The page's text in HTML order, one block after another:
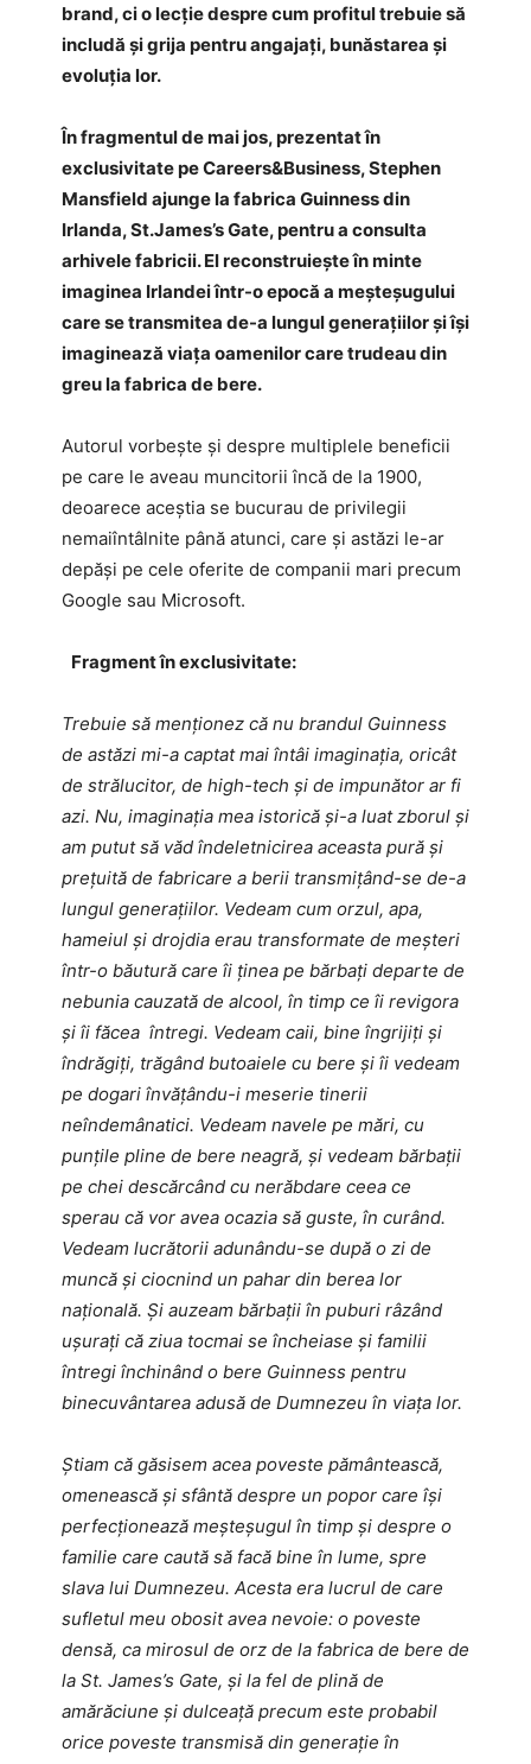
brand, ci o lecție despre cum profitul trebuie să
includă și grija pentru angajați, bunăstarea și
evoluția lor.
În fragmentul de mai jos, prezentat în
exclusivitate pe Careers&Business, Stephen
Mansfield ajunge la fabrica Guinness din
Irlanda, St.James’s Gate, pentru a consulta
arhivele fabricii. El reconstruiește în minte
imaginea Irlandei într-o epocă a meșteșugului
care se transmitea de-a lungul generațiilor și își
imaginează viața oamenilor care trudeau din
greu la fabrica de bere.
Autorul vorbește și despre multiplele beneficii
pe care le aveau muncitorii încă de la 1900,
deoarece aceștia se bucurau de privilegii
nemaiîntâlnite până atunci, care și astăzi le-ar
depăși pe cele oferite de companii mari precum
Google sau Microsoft.
Fragment în exclusivitate:
Trebuie să menționez că nu brandul Guinness
de astăzi mi-a captat mai întâi imaginația, oricât
de strălucitor, de high-tech și de impunător ar fi
azi. Nu, imaginația mea istorică și-a luat zborul și
am putut să văd îndeletnicirea aceasta pură și
prețuită de fabricare a berii transmițând-se de-a
lungul generațiilor. Vedeam cum orzul, apa,
hameiul și drojdia erau transformate de meșteri
într-o băutură care îi ținea pe bărbați departe de
nebunia cauzată de alcool, în timp ce îi revigora
și îi făcea întregi. Vedeam caii, bine îngrijiți și
îndrăgiți, trăgând butoaiele cu bere și îi vedeam
pe dogari învățându-i meserie tinerii
neîndemânatici. Vedeam navele pe mări, cu
punțile pline de bere neagră, și vedeam bărbații
pe chei descărcând cu nerăbdare ceea ce
sperau că vor avea ocazia să guste, în curând.
Vedeam lucrătorii adunându-se după o zi de
muncă și ciocnind un pahar din berea lor
națională. Și auzeam bărbații în puburi râzând
ușurați că ziua tocmai se încheiase și familii
întregi închinând o bere Guinness pentru
binecuvântarea adusă de Dumnezeu în viața lor.
Știam că găsisem acea poveste pământească,
omenească și sfântă despre un popor care își
perfecționează meșteșugul în timp și despre o
familie care caută să facă bine în lume, spre
slava lui Dumnezeu. Acesta era lucrul de care
sufletul meu obosit avea nevoie: o poveste
densă, ca mirosul de orz de la fabrica de bere de
la St. James’s Gate, și la fel de plină de
amărăciune și dulceață precum este probabil
orice poveste transmisă din generație în